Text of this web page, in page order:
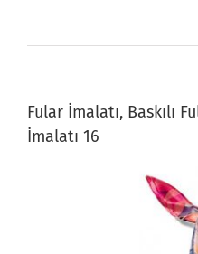
Fular İmalatı, Baskılı
İmalatı 16